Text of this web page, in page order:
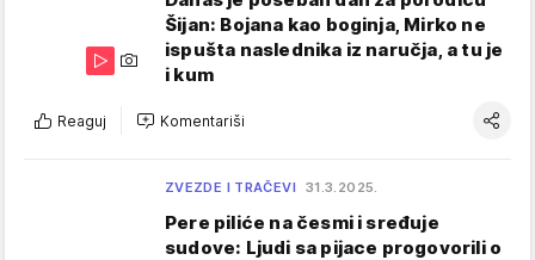
Šijan: Bojana kao boginja, Mirko ne
ispušta naslednika iz naručja, a tu je
i kum
Reaguj Komentariši
ZVEZDE I TRAČEVI 31.3.2025.
Pere piliće na česmi i sređuje
sudove: Ljudi sa pijace progovorili o